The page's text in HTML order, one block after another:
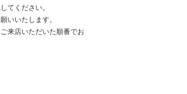
てください。
いいたします。
来店いただいた順番でお